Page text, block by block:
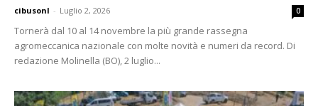
cibusonl - Luglio 2, 2026 0
Tornerà dal 10 al 14 novembre la più grande rassegna
agromeccanica nazionale con molte novità e numeri da record. Di
redazione Molinella (BO), 2 luglio...